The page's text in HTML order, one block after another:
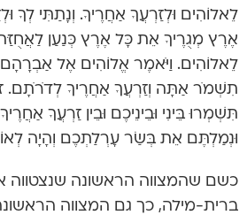
לֵאלוֹהִים וּלְזַרְעֲךָ אַחֲרֶיךָ. וְנָתַתִּי לְךָ
אֶרֶץ מְגֻרֶיךָ אֵת כָּל אֶרֶץ כְּנַעַן לַאֲחֻזַּת
לֵאלוֹהִים. וַיֹּאמֶר אֱלוֹהִים אֶל
תִשְׁמֹר אַתָּה וְזַרְעֲךָ אַחֲרֶיךָ לְדֹרֹתָם.
תִּשְׁמְרוּ בֵּינִי וּבֵינֵיכֶם וּבֵין זַרְעֲךָ
וּנְמַלְתֶּם אֵת בְּשַׂר עָרְלַתְכֶם וְהָיָה לְאוֹת
כשם שהמצווה הראשונה שנצטווה
ברית-מילה, כך גם המצווה הראשונה